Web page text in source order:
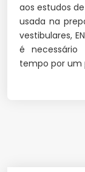
aos estudos
usada na
vestibulares,
é necessário
tempo por um